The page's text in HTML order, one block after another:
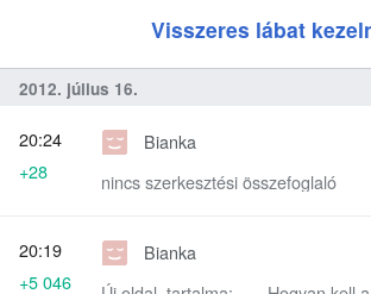
Visszeres lábat
2012. július 16.
Bianka
nincs szerkesztési összefoglaló
20:24
+28
Bianka
20:19
+5 046